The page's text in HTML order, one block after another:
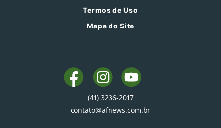
Termos de Uso
Mapa do Site
(41) 3236-2017
contato@afnews.com.br